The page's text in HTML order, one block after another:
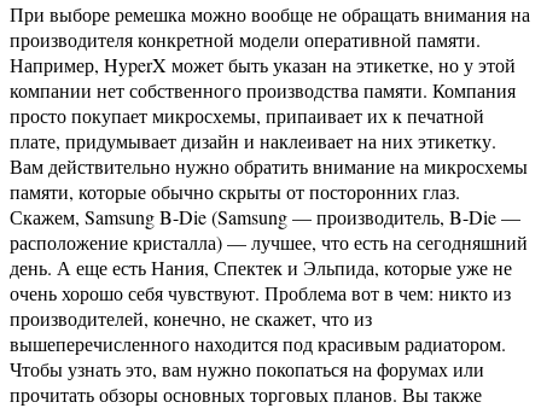
При выборе ремешка можно вообще не обращать внимания на
производителя конкретной модели оперативной памяти.
Например, HyperX может быть указан на этикетке, но у этой
компании нет собственного производства памяти. Компания
просто покупает микросхемы, припаивает их к печатной
плате, придумывает дизайн и наклеивает на них этикетку.
Вам действительно нужно обратить внимание на микросхемы
памяти, которые обычно скрыты от посторонних глаз.
Скажем, Samsung B-Die (Samsung — производитель, B-Die —
расположение кристалла) — лучшее, что есть на сегодняшний
день. А еще есть Нания, Спектек и Эльпида, которые уже не
очень хорошо себя чувствуют. Проблема вот в чем: никто из
производителей, конечно, не скажет, что из
вышеперечисленного находится под красивым радиатором.
Чтобы узнать это, вам нужно покопаться на форумах или
прочитать обзоры основных торговых планов. Вы также